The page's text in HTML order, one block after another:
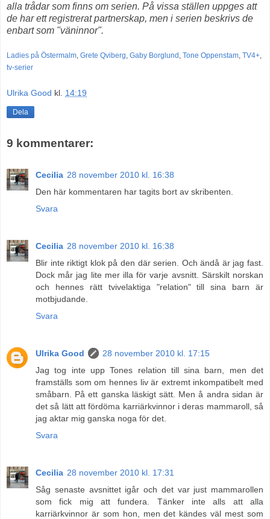
alla trådar som finns om serien. På vissa ställen uppges att
de har ett registrerat partnerskap, men i serien beskrivs de
enbart som "väninnor".
Ladies på Östermalm, Grete Qviberg, Gaby Borglund , Tone Oppenstam, TV4+,
tv-serier
Ulrika Good kl. 14:19
Dela
9 kommentarer:
Cecilia 28 november 2010 kl. 16:38
Den här kommentaren har tagits bort av skribenten.
Svara
Cecilia 28 november 2010 kl. 16:38
Blir inte riktigt klok på den där serien. Och ändå är jag fast.
Dock mår jag lite mer illa för varje avsnitt. Särskilt norskan
och hennes rätt tvivelaktiga "relation" till sina barn är
motbjudande.
Svara
Ulrika Good
28 november 2010 kl. 17:15
Jag tog inte upp Tones relation till sina barn, men det
framställs som om hennes liv är extremt inkompatibelt med
småbarn. På ett ganska läskigt sätt. Men å andra sidan är
det så lätt att fördöma karriärkvinnor i deras mammaroll, så
jag aktar mig ganska noga för det.
Svara
Cecilia 28 november 2010 kl. 17:31
Såg senaste avsnittet igår och det var just mammarollen
som fick mig att fundera. Tänker inte alls att alla
karriärkvinnor är som hon, men det kändes väl mest som